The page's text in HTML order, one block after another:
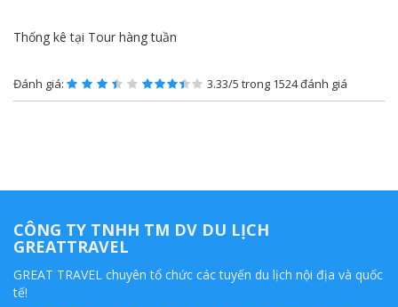
Thống kê tại Tour hàng tuần
Đánh giá: 3.33/5 trong 1524 đánh giá
CÔNG TY TNHH TM DV DU LỊCH
GREATTRAVEL
GREAT TRAVEL chuyên tổ chức các tuyến du lịch nội địa và quốc
tế!